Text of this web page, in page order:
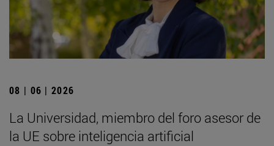
08 | 06 | 2026
La Universidad, miembro del foro asesor de
la UE sobre inteligencia artificial